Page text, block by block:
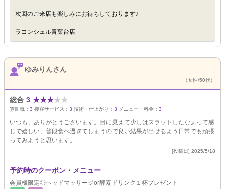
次回のご来店も楽しみにお待ちしております♪
ラコンシェル青葉台店
ゆみりんさん
（女性/50代）
総合 3 ★★★★★
雰囲気： 3 接客サービス： 3 技術・仕上がり： 3 メニュー・料金： 3
いつも、ありがとうございます。目に見えて少しはスラットしたなぁって感
じで嬉しい、普段食べ過ぎてしまうので良い結果が出せるよう日常でも頑張
ってみようと思います。
[投稿日] 2025/5/18
予約時のクーポン・メニュー
会員様限定◎ヘッドマッサージor酵素ドリンク１杯プレゼント